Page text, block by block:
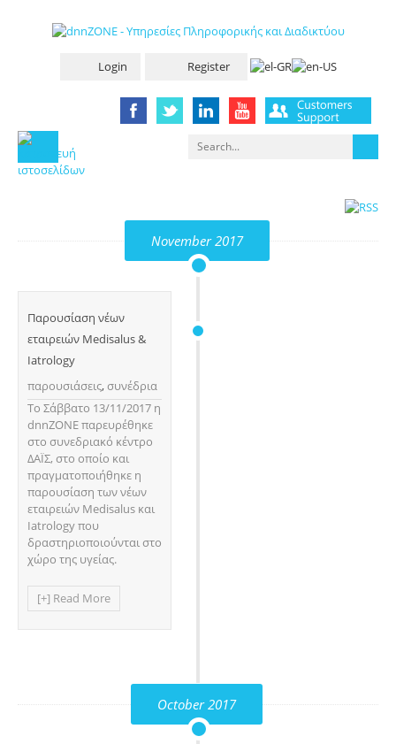
Login Register
November 2017
Παρουσίαση νέων
εταιρειών Medisalus &
Iatrology
παρουσιάσεις,συνέδρια
Το Σάββατο 13/11/2017 η
dnnZONE παρευρέθηκε
στο συνεδριακό κέντρο
ΔΑΪΣ, στο οποίο και
πραγματοποιήθηκε η
παρουσίαση των νέων
εταιρειών Medisalus και
Iatrology που
δραστηριοποιούνται στο
χώρο της υγείας.
[+] Read More
October 2017